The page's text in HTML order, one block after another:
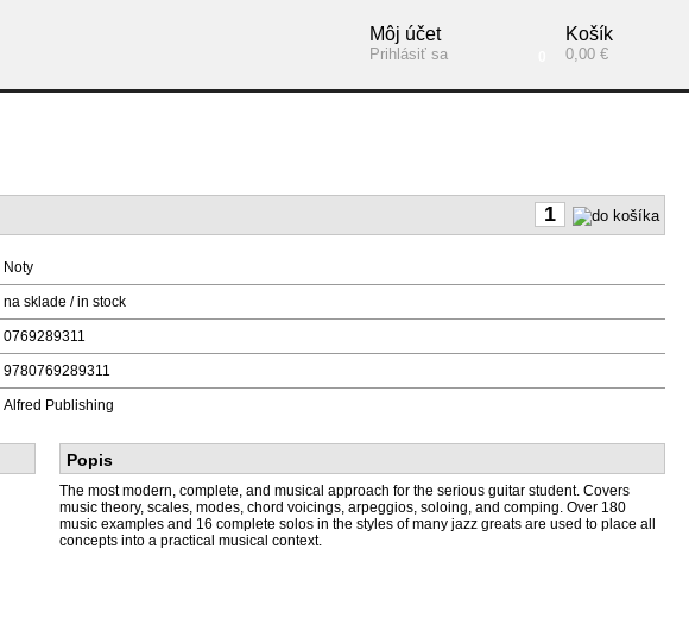
Košík
0,00 €
Môj účet
Prihlásiť sa
Noty
na sklade / in stock
0769289311
9780769289311
Alfred Publishing
Popis
The most modern, complete, and musical approach for the serious guitar student. Covers
music theory, scales, modes, chord voicings, arpeggios, soloing, and comping. Over 180
music examples and 16 complete solos in the styles of many jazz greats are used to place all
concepts into a practical musical context.